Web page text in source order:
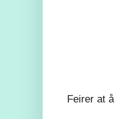
Feirer at